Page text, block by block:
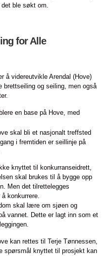
ble søkt om.
for Alle
å videreutvikle Arendal (Hove)
og seiling, men også
en base på Hove, med
skal bli et nasjonalt treffsted
i fremtiden er seillinje på
knyttet til konkurranseidrett,
skal brukes til å bygge opp
Men det tilrettelegges
konkurrere.
skal lære om sjøen og
vannet. Dette er lagt inn som et
kan rettes til Terje Tønnessen,
spørsmål knyttet til prosjekt kan